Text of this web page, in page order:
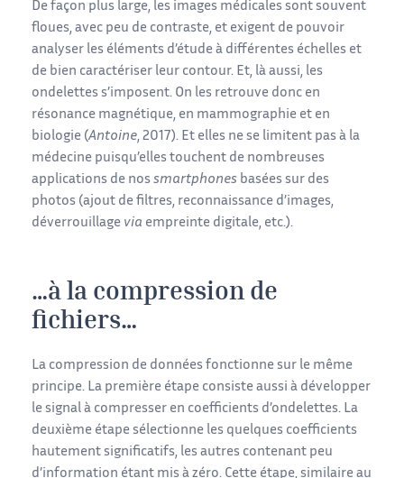
De façon plus large, les images médicales sont souvent
floues, avec peu de contraste, et exigent de pouvoir
analyser les éléments d’étude à différentes échelles et
de bien caractériser leur contour. Et, là aussi, les
ondelettes s’imposent. On les retrouve donc en
résonance magnétique, en mammographie et en
biologie (Antoine, 2017). Et elles ne se limitent pas à la
médecine puisqu’elles touchent de nombreuses
applications de nos smartphones basées sur des
photos (ajout de filtres, reconnaissance d’images,
déverrouillage via empreinte digitale, etc.).
…à la compression de
fichiers…
La compression de données fonctionne sur le même
principe. La première étape consiste aussi à développer
le signal à compresser en coefficients d’ondelettes. La
deuxième étape sélectionne les quelques coefficients
hautement significatifs, les autres contenant peu
d’information étant mis à zéro. Cette étape, similaire au